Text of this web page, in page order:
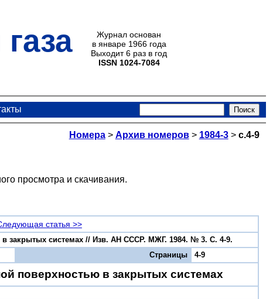
Журнал основан
в январе 1966 года
Выходит 6 раз в год
ISSN 1024-7084
Номера> Архив номеров> 1984-3> с.4-9
просмотра и скачивания.
статья >>
закрытых системах // Изв. АН СССР. МЖГ. 1984. № 3. С. 4-9.
Страницы
4-9
поверхностью в закрытых системах